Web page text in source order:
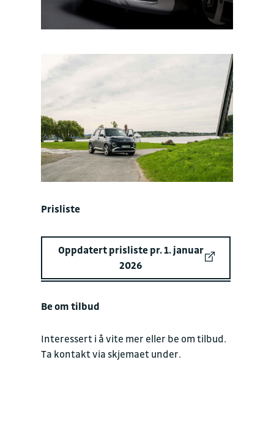
Prisliste
Oppdatert prisliste pr. 1. januar
2026
Be om tilbud
Interessert i å vite mer eller be om tilbud.
Ta kontakt via skjemaet under.